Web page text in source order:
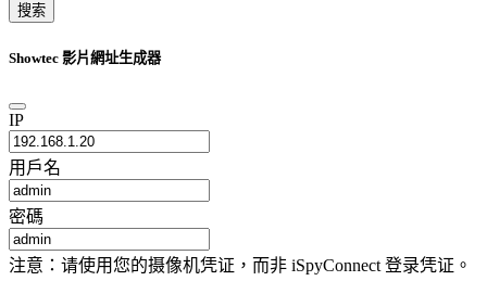
搜索
Showtec 影片網址生成器
IP
用戶名
密碼
注意：请使用您的摄像机凭证，而非 iSpyConnect 登录凭证。